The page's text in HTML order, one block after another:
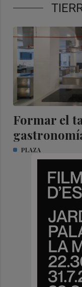
Formar el
PLAZA